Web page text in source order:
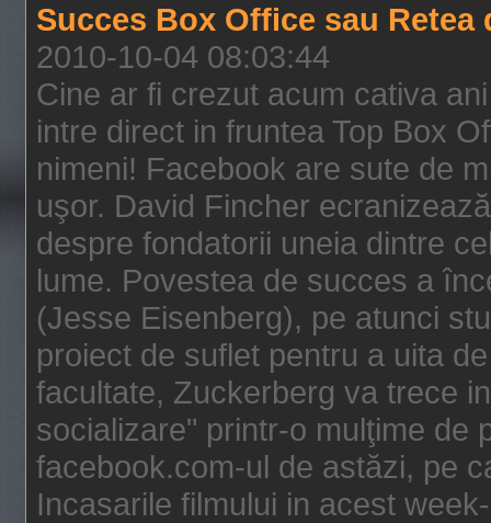
Succes Box Office sau Retea
2010-10-04 08:03:44
Cine ar fi crezut acum cativa
intre direct in fruntea Top Box
nimeni! Facebook are sute de
uşor. David Fincher
despre fondatorii uneia dintre
lume. Povestea de succes a
(Jesse Eisenberg), pe atunci
proiect de suflet pentru a uita
facultate, Zuckerberg va trece
socializare" printr-o mulţime de
facebook.com-ul de astăzi, pe
Incasarile filmului in acest